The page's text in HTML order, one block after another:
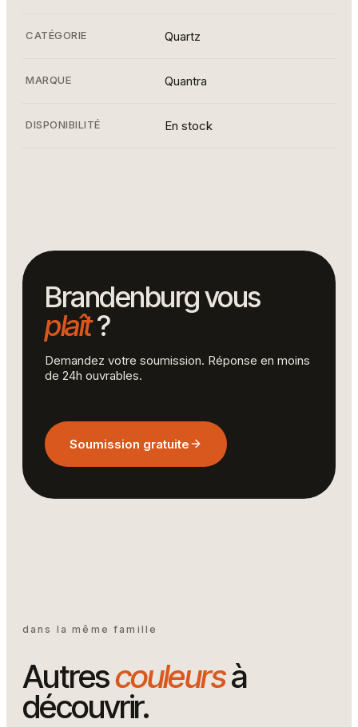
CATÉGORIE Quartz
MARQUE Quantra
DISPONIBILITÉ En stock
Brandenburg vous
plaît?
Demandez votre soumission. Réponse en moins
de 24h ouvrables.
Soumission gratuite
dans la même famille
Autrescouleursà
découvrir.